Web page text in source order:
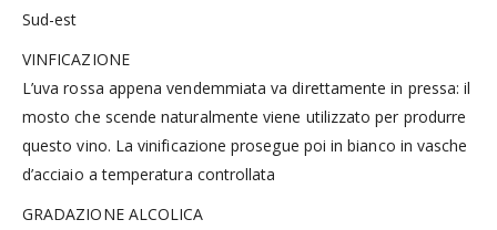
Sud-est
VINFICAZIONE
L’uva rossa appena vendemmiata va direttamente in pressa: il
mosto che scende naturalmente viene utilizzato per produrre
questo vino. La vinificazione prosegue poi in bianco in vasche
d’acciaio a temperatura controllata
GRADAZIONE ALCOLICA